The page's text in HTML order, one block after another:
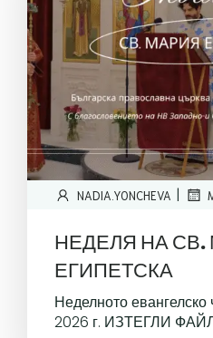
NADIA.YONCHEVA |
НЕДЕЛЯ НА
ЕГИПЕТСКА
Неделното
2026 г. ИЗТЕГЛИ